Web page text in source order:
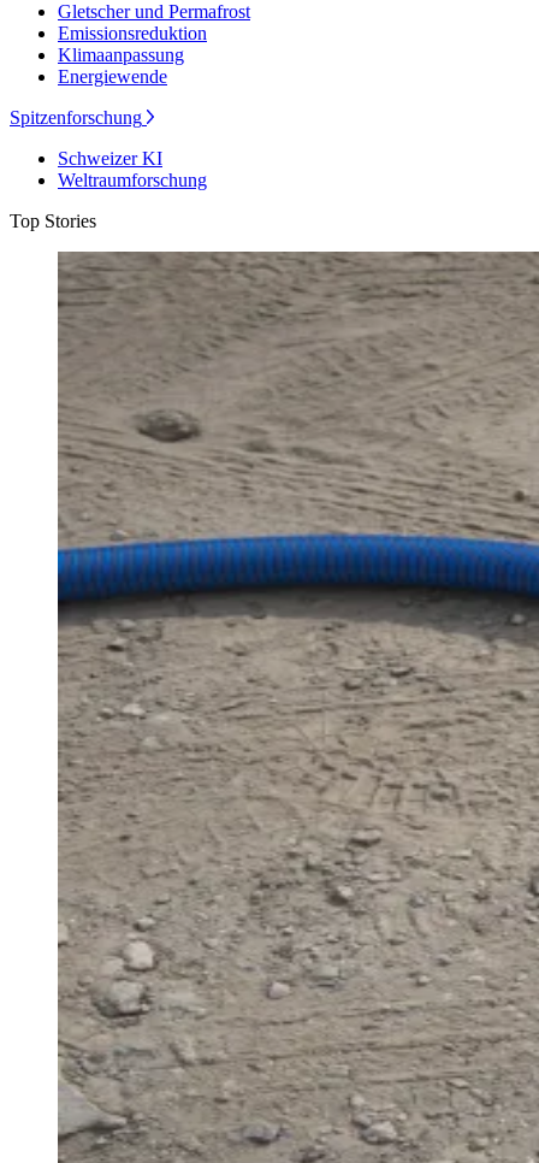
Gletscher und Permafrost
Emissionsreduktion
Klimaanpassung
Energiewende
Spitzenforschung
Schweizer KI
Weltraumforschung
Top Stories